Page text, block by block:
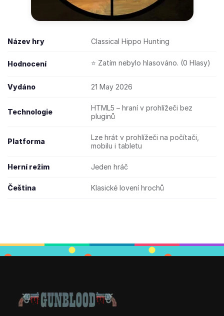
Název hry Classical Hippo Hunting
Hodnocení ⭐ Zatím nebylo hlasováno. (0 Hlasy)
Vydáno 21 May 2026
Technologie
HTML5 – hraní v prohlížeči bez
pluginů
Platforma
Lze hrát v prohlížeči na počítači,
mobilu i tabletu
Herní režim Jeden hráč
Čeština Klasické lovení hrochů